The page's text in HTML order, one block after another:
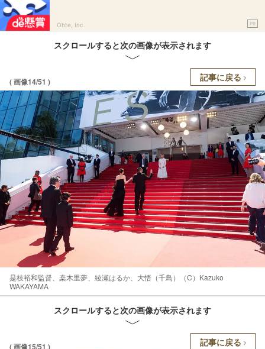
Ohte, Inc. PR
スクロールすると次の画像が表示されます
( 画像14/51 ) 記事に戻る
是枝裕和監督、桒木里夢、綾瀬はるか、大悟（千鳥）（C）Kazuko
WAKAYAMA
スクロールすると次の画像が表示されます
( 画像15/51 ) 記事に戻る